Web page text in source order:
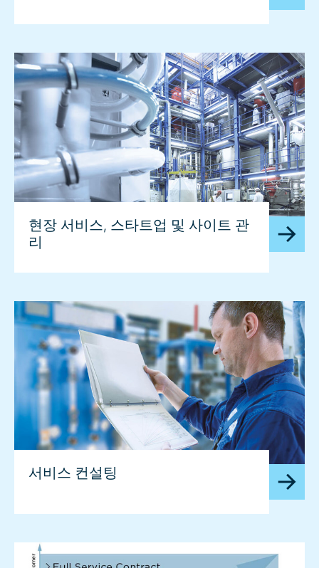
현장 서비스, 스타트업 및 사이트 관
리
서비스 컨설팅